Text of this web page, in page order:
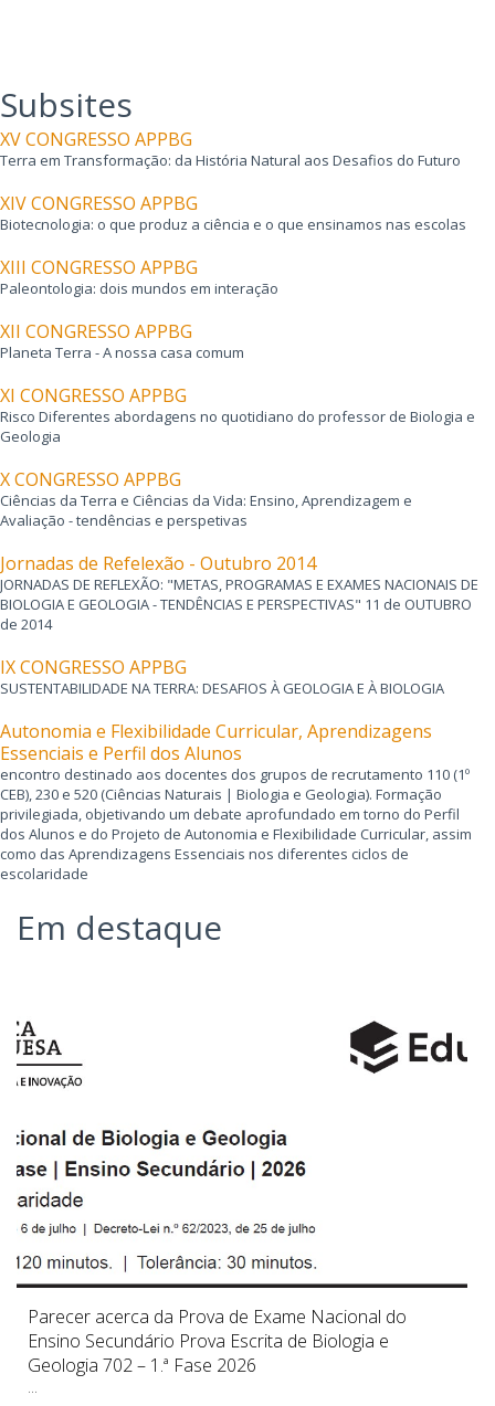
Subsites
XV CONGRESSO APPBG
Terra em Transformação: da História Natural aos Desafios do Futuro
XIV CONGRESSO APPBG
Biotecnologia: o que produz a ciência e o que ensinamos nas escolas
XIII CONGRESSO APPBG
Paleontologia: dois mundos em interação
XII CONGRESSO APPBG
Planeta Terra - A nossa casa comum
XI CONGRESSO APPBG
Risco Diferentes abordagens no quotidiano do professor de Biologia e
Geologia
X CONGRESSO APPBG
Ciências da Terra e Ciências da Vida: Ensino, Aprendizagem e
Avaliação - tendências e perspetivas
Jornadas de Refelexão - Outubro 2014
JORNADAS DE REFLEXÃO: "METAS, PROGRAMAS E EXAMES NACIONAIS DE
BIOLOGIA E GEOLOGIA - TENDÊNCIAS E PERSPECTIVAS" 11 de OUTUBRO
de 2014
IX CONGRESSO APPBG
SUSTENTABILIDADE NA TERRA: DESAFIOS À GEOLOGIA E À BIOLOGIA
Autonomia e Flexibilidade Curricular, Aprendizagens
Essenciais e Perfil dos Alunos
encontro destinado aos docentes dos grupos de recrutamento 110 (1º
CEB), 230 e 520 (Ciências Naturais | Biologia e Geologia). Formação
privilegiada, objetivando um debate aprofundado em torno do Perfil
dos Alunos e do Projeto de Autonomia e Flexibilidade Curricular, assim
como das Aprendizagens Essenciais nos diferentes ciclos de
escolaridade
Em destaque
Parecer acerca da Prova de Exame Nacional do
Ensino Secundário Prova Escrita de Biologia e
Geologia 702 – 1.ª Fase 2026
...